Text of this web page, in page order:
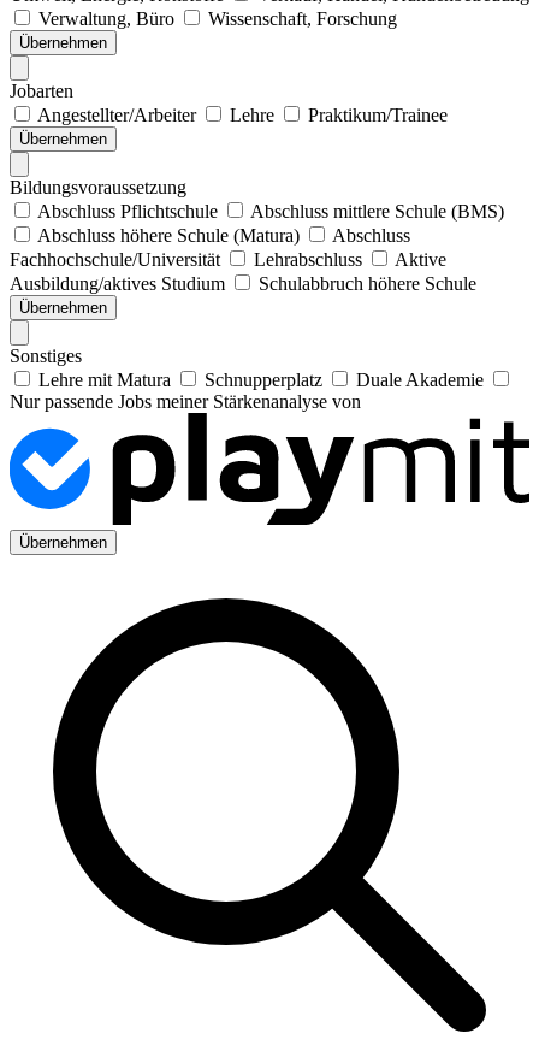
Verwaltung, Büro
Wissenschaft, Forschung
Übernehmen
Jobarten
Angestellter/Arbeiter
Lehre Praktikum/Trainee
Übernehmen
Bildungsvoraussetzung
Abschluss Pflichtschule
Abschluss mittlere Schule (BMS)
Abschluss höhere Schule (Matura)
Abschluss
Fachhochschule/Universität
Lehrabschluss
Aktive
Ausbildung/aktives Studium
Schulabbruch höhere Schule
Übernehmen
Sonstiges
Lehre mit Matura
Schnupperplatz
Duale Akademie
Nur passende Jobs meiner Stärkenanalyse von
Übernehmen